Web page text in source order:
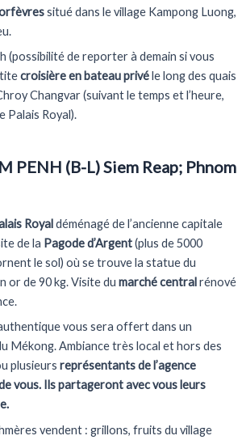
situé dans le village Kampong Luong,
(possibilité de reporter à demain si vous
croisière en bateau privé le long des quais
Changvar (suivant le temps et l’heure,
Palais Royal).
PENH (B-L) Siem Reap; Phnom
Royaldéménagé de l’ancienne capitale
de la Pagode d’Argent(plus de 5000
le sol) où se trouve la statue du
or de 90 kg. Visite du marché centralrénové
vous sera offert dans un
Mékong. Ambiance très local et hors des
plusieurs représentants de l’agence
vous. Ils partageront avec vous leurs
vendent : grillons, fruits du village